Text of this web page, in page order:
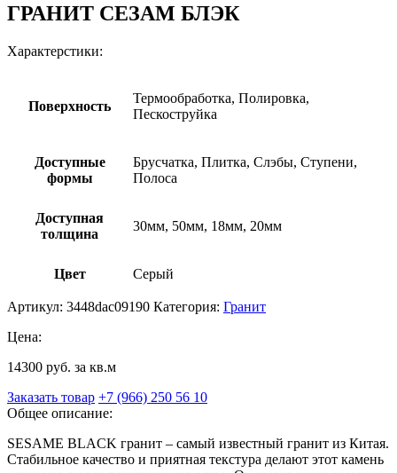
ГРАНИТ СЕЗАМ БЛЭК
Характерстики:
Поверхность
Термообработка, Полировка,
Пескоструйка
Доступные
формы
Брусчатка, Плитка, Слэбы, Ступени,
Полоса
Доступная
толщина
30мм, 50мм, 18мм, 20мм
Цвет Серый
Артикул: 3448dac09190 Категория: Гранит
Цена:
14300 руб. за кв.м
Заказать товар +7 (966) 250 56 10
Общее описание:
SESAME BLACK гранит – самый известный гранит из Китая.
Стабильное качество и приятная текстура делают этот камень